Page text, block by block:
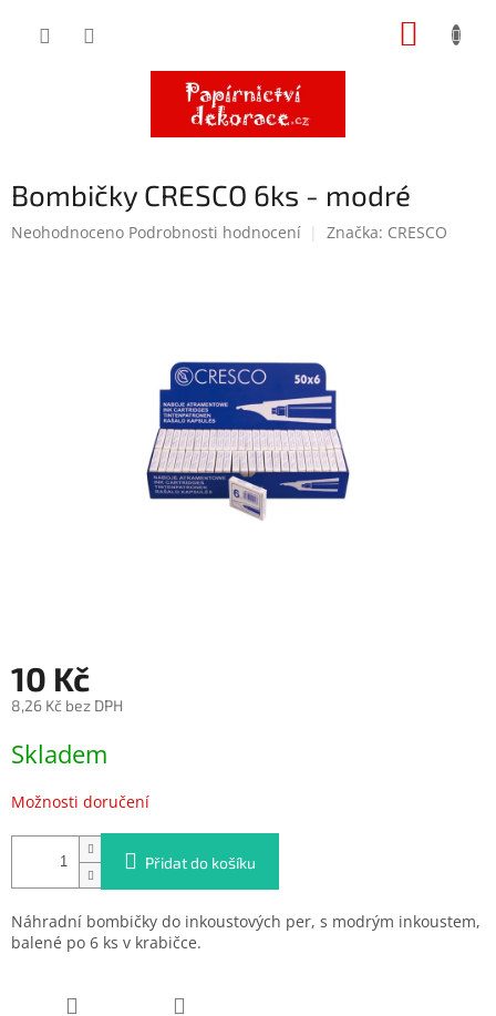
Bombičky CRESCO 6ks - modré
Průměrné
Neohodnoceno Podrobnosti hodnocení Značka: CRESCO
10 Kč
8,26 Kč bez DPH
cena:
Skladem
Možnosti doručení
Přidat do košíku
Náhradní bombičky do inkoustových per, s modrým inkoustem,
balené po 6 ks v krabičce.